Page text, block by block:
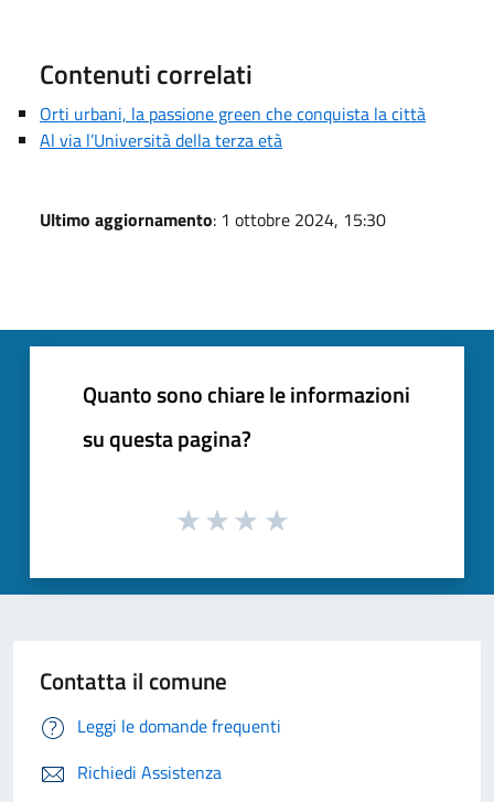
Contenuti correlati
Orti urbani, la passione green che conquista la città
Al via l’Università della terza età
Ultimo aggiornamento: 1 ottobre 2024, 15:30
Quanto sono chiare le informazioni
su questa pagina?
Contatta il comune
Leggi le domande frequenti
Richiedi Assistenza